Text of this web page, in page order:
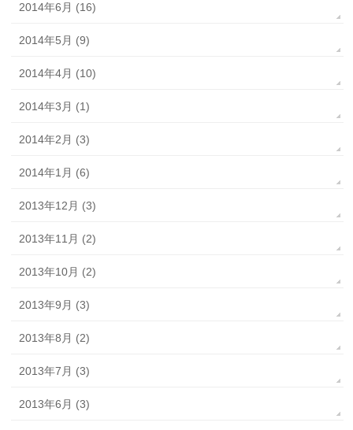
2014年6月 (16)
2014年5月 (9)
2014年4月 (10)
2014年3月 (1)
2014年2月 (3)
2014年1月 (6)
2013年12月 (3)
2013年11月 (2)
2013年10月 (2)
2013年9月 (3)
2013年8月 (2)
2013年7月 (3)
2013年6月 (3)